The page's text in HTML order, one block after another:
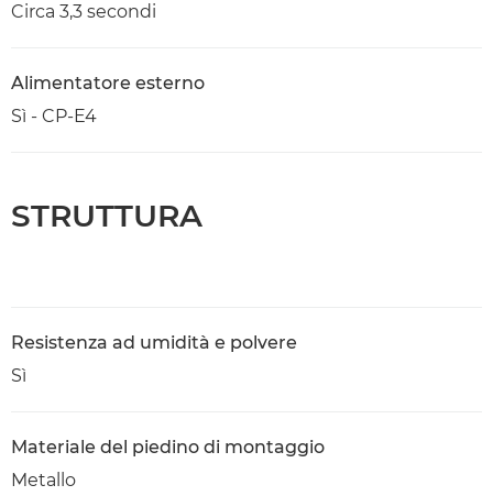
Circa 3,3 secondi
Alimentatore esterno
Sì - CP-E4
STRUTTURA
Resistenza ad umidità e polvere
Sì
Materiale del piedino di montaggio
Metallo